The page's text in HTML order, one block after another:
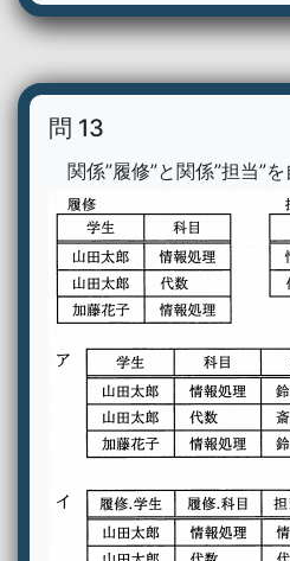
問 13
関係”履修”と関係”担当”